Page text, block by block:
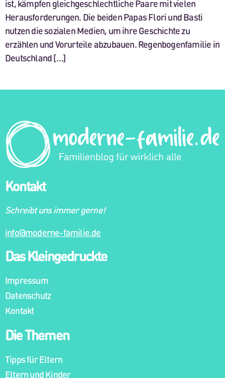
ist, kämpfen gleichgeschlechtliche Paare mit vielen
Herausforderungen. Die beiden Papas Flori und Basti
nutzen die sozialen Medien, um ihre Geschichte zu
erzählen und Vorurteile abzubauen. Regenbogenfamilie in
Deutschland […]
Kontakt
Schreibt uns immer gerne!
info@moderne-familie.de
Das Kleingedruckte
Impressum
Datenschutz
Kontakt
Die Themen
Tipps für Eltern
Eltern und Kinder